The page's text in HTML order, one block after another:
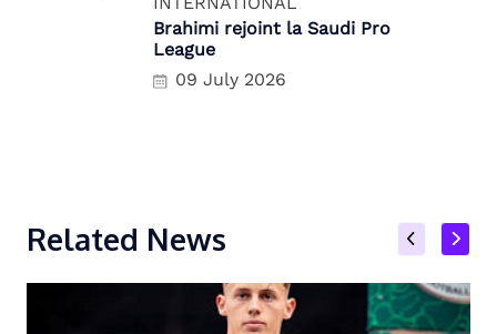
Brahimi rejoint la Saudi Pro
League
09 July 2026
Related News